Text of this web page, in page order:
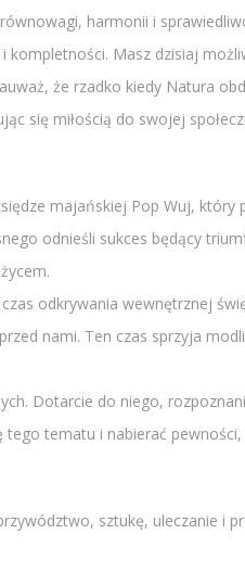
harmonii i
Masz dzisiaj
że rzadko kiedy Natura
się miłością do swojej
majańskiej Pop Wuj,
odnieśli sukces będący
odkrywania wewnętrznej
nami. Ten czas sprzyja
Dotarcie do niego,
tematu i nabierać
sztukę, uleczanie i